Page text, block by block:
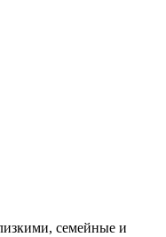
семейные и